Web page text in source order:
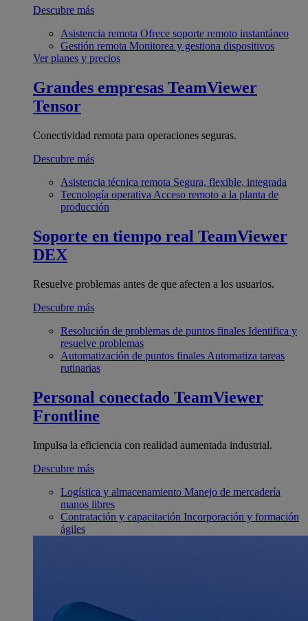
Descubre más
Asistencia remota Ofrece soporte remoto instantáneo
Gestión remota Monitorea y gestiona dispositivos
Ver planes y precios
Grandes empresas TeamViewer
Tensor
Conectividad remota para operaciones seguras.
Descubre más
Asistencia técnica remota Segura, flexible, integrada
Tecnología operativa Acceso remoto a la planta de
producción
Soporte en tiempo real TeamViewer
DEX
Resuelve problemas antes de que afecten a los usuarios.
Descubre más
Resolución de problemas de puntos finales Identifica y
resuelve problemas
Automatización de puntos finales Automatiza tareas
rutinarias
Personal conectado TeamViewer
Frontline
Impulsa la eficiencia con realidad aumentada industrial.
Descubre más
Logística y almacenamiento Manejo de mercadería
manos libres
Contratación y capacitación Incorporación y formación
ágiles